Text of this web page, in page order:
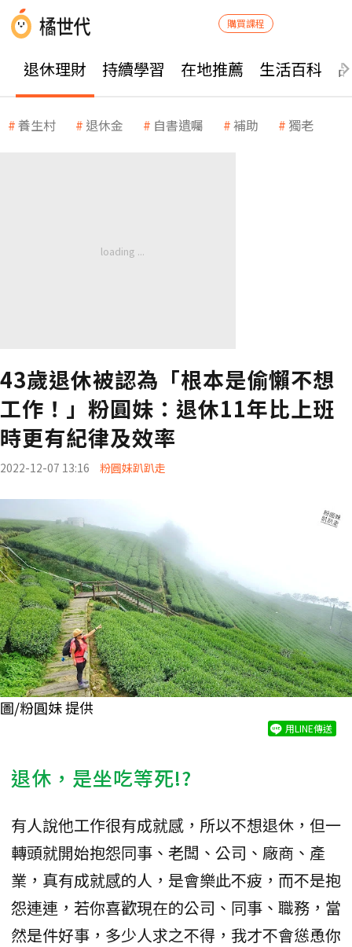
購買課程
退休理財 持續學習 在地推薦 生活百科
養生村 退休金 自書遺囑 補助 獨老
43歲退休被認為「根本是偷懶不想
工作！」粉圓妹：退休11年比上班
時更有紀律及效率
2022-12-07 13:16 粉圓妹趴趴走
圖/粉圓妹 提供
用LINE傳送
退休，是坐吃等死!?
有人說他工作很有成就感，所以不想退休，但一
轉頭就開始抱怨同事、老闆、公司、廠商、產
業，真有成就感的人，是會樂此不疲，而不是抱
怨連連，若你喜歡現在的公司、同事、職務，當
然是件好事，多少人求之不得，我才不會慫恿你